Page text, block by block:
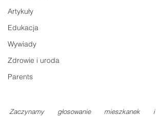
Artykuły
Edukacja
Wywiady
Zdrowie i uroda
Parents
Zaczynamy głosowanie mieszkanek i